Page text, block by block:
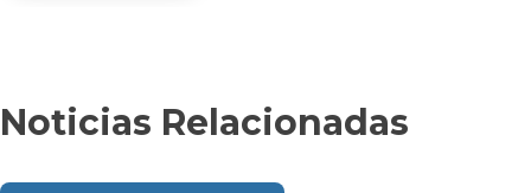
Noticias Relacionadas